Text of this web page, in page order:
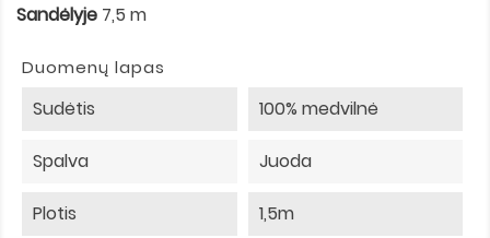
Sandėlyje 7,5 m
Duomenų lapas
Sudėtis 100% medvilnė
Spalva Juoda
Plotis 1,5m